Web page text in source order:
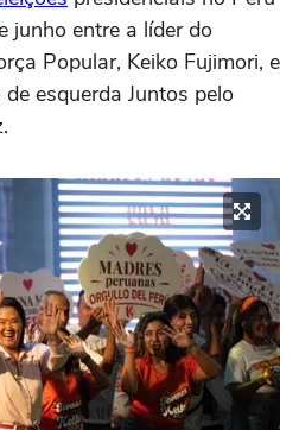
junho entre a líder do
Popular, Keiko Fujimori, e
esquerda Juntos pelo